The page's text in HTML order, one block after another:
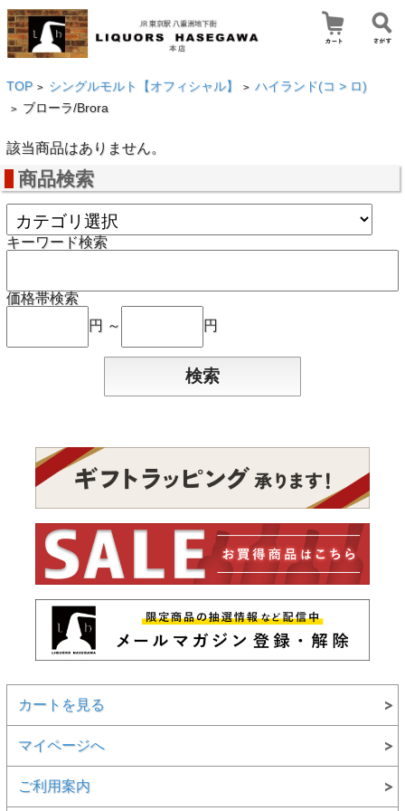
TOP > シングルモルト【オフィシャル】 > ハイランド(コ > ロ)
> ブローラ/Brora
該当商品はありません。
商品検索
キーワード検索
価格帯検索
円 ～
円
カートを見る
マイページへ
ご利用案内